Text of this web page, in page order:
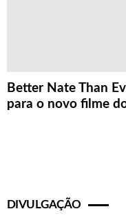
Better Nate Than
para o novo filme
DIVULGAÇÃO